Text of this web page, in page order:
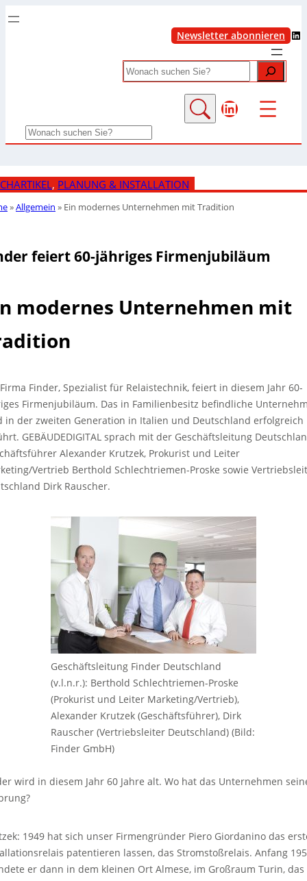
Newsletter abonnieren LinkedIn
Search
LinkedIn
Search
, PLANUNG & INSTALLATION
»Allgemein » Ein modernes Unternehmen mit Tradition
feiert 60-jähriges Firmenjubiläum
modernes Unternehmen mit
Finder, Spezialist für Relaistechnik, feiert in diesem Jahr 60-
Firmenjubiläum. Das in Familienbesitz befindliche
in der zweiten Generation in Italien und Deutschland erfolgreich
GEBÄUDEDIGITAL sprach mit der Geschäftsleitung
Alexander Krutzek, Prokurist und Leiter
Vertrieb Berthold Schlechtriemen-Proske sowie
Dirk Rauscher.
Geschäftsleitung Finder Deutschland
(v.l.n.r.): Berthold Schlechtriemen-Proske
(Prokurist und Leiter Marketing/Vertrieb),
Alexander Krutzek (Geschäftsführer), Dirk
Rauscher (Vertriebsleiter Deutschland) (Bild:
Finder GmbH)
wird in diesem Jahr 60 Jahre alt. Wo hat das Unternehmen
1949 hat sich unser Firmengründer Piero Giordanino das
patentieren lassen, das Stromstoßrelais. Anfang
er dann in dem kleinen Ort Almese, im Großraum Turin, das